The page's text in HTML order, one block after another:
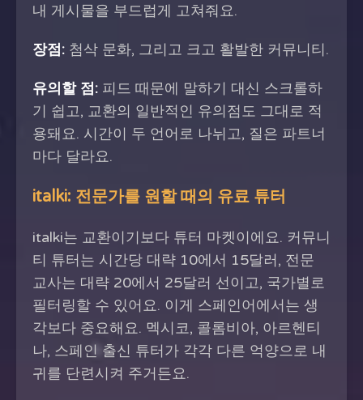
내 게시물을 부드럽게 고쳐줘요.
장점: 첨삭 문화, 그리고 크고 활발한 커뮤니티.
유의할 점: 피드 때문에 말하기 대신 스크롤하
기 쉽고, 교환의 일반적인 유의점도 그대로 적
용돼요. 시간이 두 언어로 나뉘고, 질은 파트너
마다 달라요.
italki: 전문가를 원할 때의 유료 튜터
italki는 교환이기보다 튜터 마켓이에요. 커뮤니
티 튜터는 시간당 대략 10에서 15달러, 전문
교사는 대략 20에서 25달러 선이고, 국가별로
필터링할 수 있어요. 이게 스페인어에서는 생
각보다 중요해요. 멕시코, 콜롬비아, 아르헨티
나, 스페인 출신 튜터가 각각 다른 억양으로 내
귀를 단련시켜 주거든요.